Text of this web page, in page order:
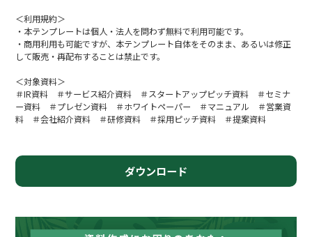
＜利用規約＞
・本テンプレートは個人・法人を問わず無料で利用可能です。
・商用利用も可能ですが、本テンプレート自体をそのまま、あるいは修正
して販売・再配布することは禁止です。
＜対象資料＞
＃IR資料 ＃サービス紹介資料 ＃スタートアップピッチ資料 ＃セミナ
ー資料 ＃プレゼン資料 ＃ホワイトペーパー ＃マニュアル ＃営業資
料 ＃会社紹介資料 ＃研修資料 ＃採用ピッチ資料 ＃提案資料
ダウンロード